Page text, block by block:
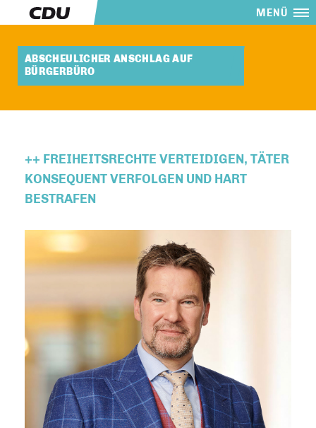
MENÜ
ABSCHEULICHER ANSCHLAG AUF
BÜRGERBÜRO
++ FREIHEITSRECHTE VERTEIDIGEN, TÄTER
KONSEQUENT VERFOLGEN UND HART
BESTRAFEN